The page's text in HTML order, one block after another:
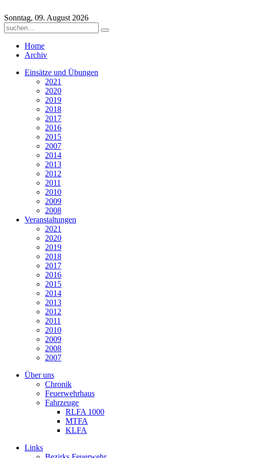
Sonntag, 09. August 2026
Home
Archiv
Einsätze und Übungen
2021
2020
2019
2018
2017
2016
2015
2007
2014
2013
2012
2011
2010
2009
2008
Veranstaltungen
2021
2020
2019
2018
2017
2016
2015
2014
2013
2012
2011
2010
2009
2008
2007
Über uns
Chronik
Feuerwehrhaus
Fahrzeuge
RLFA 1000
MTFA
KLFA
Links